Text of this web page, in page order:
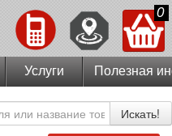
0
Услуги Полезная
Искать!